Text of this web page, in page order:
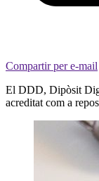
Compartir per e-mail
El DDD, Dipòsit
acreditat com a